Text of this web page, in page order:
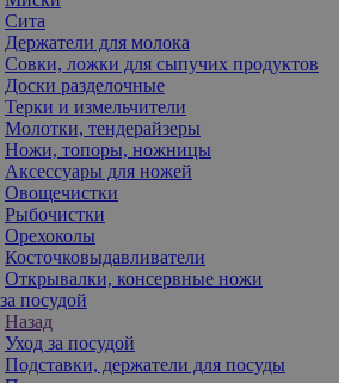
Сита
Держатели для молока
Совки, ложки для сыпучих продуктов
Доски разделочные
Терки и измельчители
Молотки, тендерайзеры
Ножи, топоры, ножницы
Аксессуары для ножей
Овощечистки
Рыбочистки
Орехоколы
Косточковыдавливатели
Открывалки, консервные ножи
посудой
Назад
Уход за посудой
Подставки, держатели для посуды